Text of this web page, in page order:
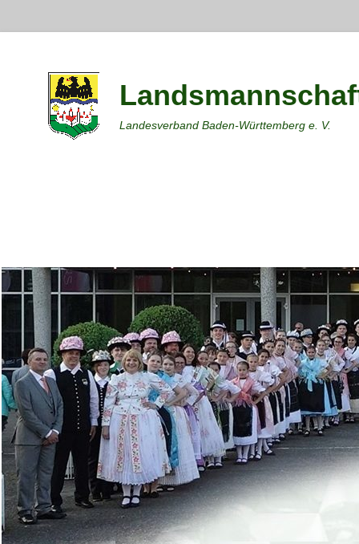
Landesverband Baden-Württemberg e. V.